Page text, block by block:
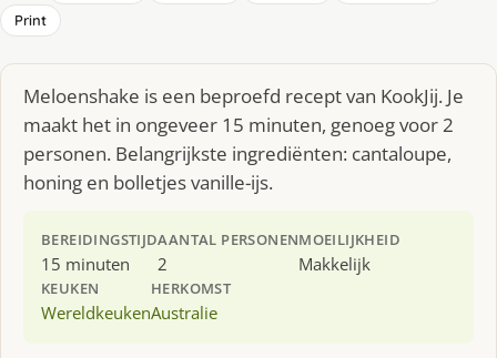
Print
Meloenshake is een beproefd recept van KookJij. Je
maakt het in ongeveer 15 minuten, genoeg voor 2
personen. Belangrijkste ingrediënten: cantaloupe,
honing en bolletjes vanille-ijs.
BEREIDINGSTIJD
15 minuten
AANTAL PERSONEN
2
MOEILIJKHEID
Makkelijk
KEUKEN
Wereldkeuken
HERKOMST
Australie